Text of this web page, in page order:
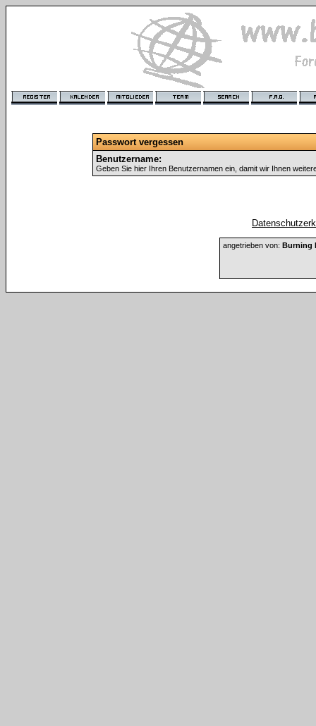
Passwort vergessen
Benutzername:
Geben Sie hier Ihren Benutzernamen ein, damit wir Ihnen
angetrieben von: Burning